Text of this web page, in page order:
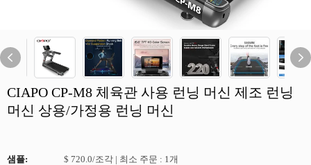
CIAPO CP-M8 체육관 사용 런닝 머신 제조 런닝
머신 상용/가정용 런닝 머신
샘플: $ 720.0/조각 | 최소 주문 : 1개